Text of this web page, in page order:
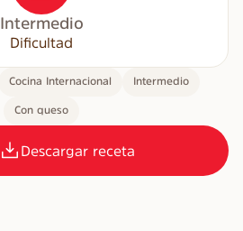
Dificultad
Intermedio
Cocina Internacional Intermedio
Con queso
Descargar receta